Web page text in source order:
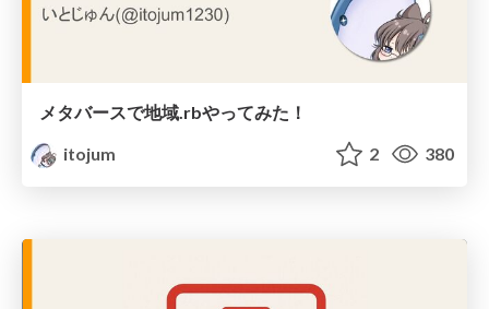
メタバースで地域.rbやってみた！
itojum
2 380